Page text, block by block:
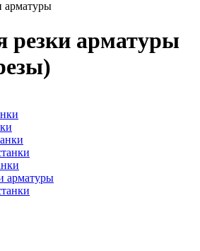
арматуры
резки арматуры
арматуры